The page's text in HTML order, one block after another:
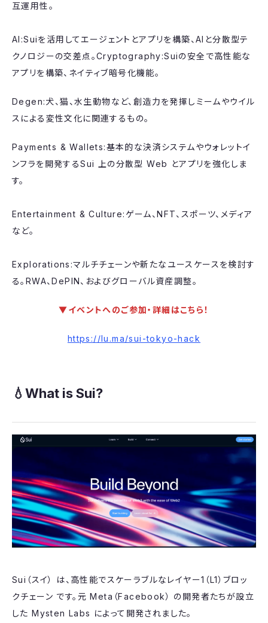
互運用性。
AI:Suiを活用してエージェントとアプリを構築、AIと分散型テ
クノロジーの交差点。​Cryptography:Suiの安全で高性能な
アプリを構築、ネイティブ暗号化機能。
​Degen:犬、猫、水生動物など、創造力を発揮しミームやウイル
スによる変性文化に関連するもの。
​Payments & Wallets:基本的な決済システムやウォレットイ
ンフラを開発するSui 上の分散型 Web とアプリを強化しま
す。
Entertainment & Culture:ゲーム、NFT、スポーツ、メディア
など。
Explorations:マルチチェーンや新たなユースケースを検討す
る。RWA、DePIN、およびグローバル資産調整。
▼イベントへのご参加・詳細はこちら！
https://lu.ma/sui-tokyo-hack
​💧What is Sui?
​Sui（スイ） は、高性能でスケーラブルなレイヤー1（L1）ブロッ
クチェーン です。元 Meta（Facebook） の開発者たちが設立
した Mysten Labs によって開発されました。